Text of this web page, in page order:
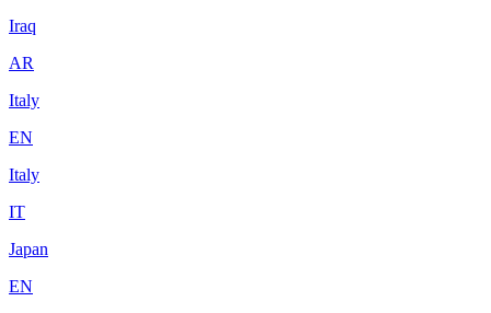
Iraq
AR
Italy
EN
Italy
IT
Japan
EN